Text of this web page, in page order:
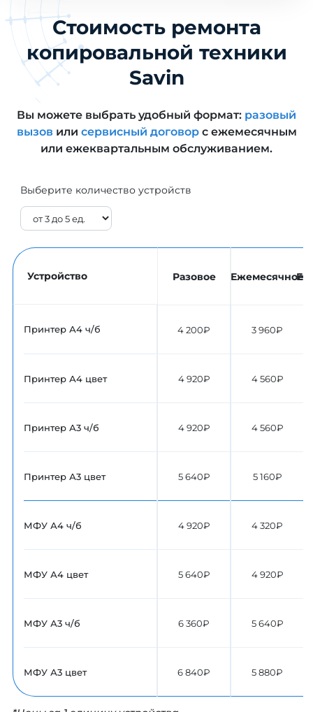
Стоимость ремонта
копировальной техники
Savin
Вы можете выбрать удобный формат: разовый
вызов или сервисный договорс ежемесячным
или ежеквартальным обслуживанием.
Выберите количество устройств
Устройство
Принтер А4 ч/б
Принтер А4 цвет
Принтер А3 ч/б
Принтер А3 цвет
МФУ А4 ч/б
МФУ А4 цвет
МФУ А3 ч/б
МФУ А3 цвет
Разовое
4 200₽
4 920₽
4 920₽
5 640₽
4 920₽
5 640₽
6 360₽
6 840₽
Ежемесячное
3 960₽
4 560₽
4 560₽
5 160₽
4 320₽
4 920₽
5 640₽
5 880₽